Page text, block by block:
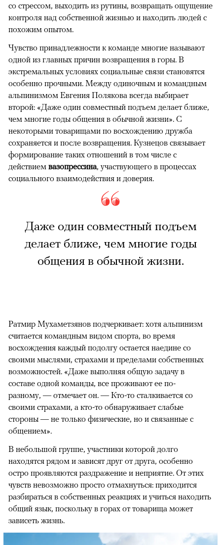
со стрессом, выходить из рутины, возвращать ощущение
контроля над собственной жизнью и находить людей с
похожим опытом.
Чувство принадлежности к команде многие называют
одной из главных причин возвращения в горы. В
экстремальных условиях социальные связи становятся
особенно прочными. Между одиночным и командным
альпинизмом Евгения Полякова всегда выбирает
второй: «Даже один совместный подъем делает ближе,
чем многие годы общения в обычной жизни». С
некоторыми товарищами по восхождению дружба
сохраняется и после возвращения. Кузнецов связывает
формирование таких отношений в том числе с
действием вазопрессина, участвующего в процессах
социального взаимодействия и доверия.
Даже один совместный подъем
делает ближе, чем многие годы
общения в обычной жизни.
Ратмир Мухаметзянов подчеркивает: хотя альпинизм
считается командным видом спорта, во время
восхождения каждый подолгу остается наедине со
своими мыслями, страхами и пределами собственных
возможностей. «Даже выполняя общую задачу в
составе одной команды, все проживают ее по-
разному, — отмечает он. — Кто-то сталкивается со
своими страхами, а кто-то обнаруживает слабые
стороны — не только физические, но и связанные с
общением».
В небольшой группе, участники которой долго
находятся рядом и зависят друг от друга, особенно
остро проявляются раздражение и неприятие. От этих
чувств невозможно просто отмахнуться: приходится
разбираться в собственных реакциях и учиться находить
общий язык, поскольку в горах от товарища может
зависеть жизнь.